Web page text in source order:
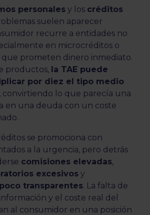
personales y los créditos
suelen aparecer
recurre a entidades no
en microcréditos o
que prometen dinero inmediato.
productos, la TAE puede
por diez el tipo medio
, convirtiendo lo que parecía una
en una deuda con un coste
se promociona con
a la urgencia, pero detrás
comisiones elevadas,
excesivos y
transparentes. La falta de
y el coste real del
al consumidor en una posición